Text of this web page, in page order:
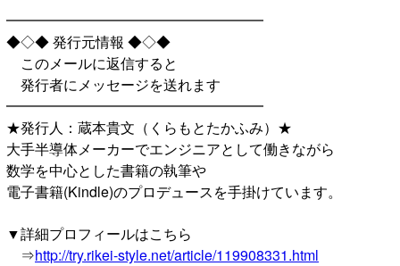
━━━━━━━━━━━━━━━━━━
◆◇◆ 発行元情報 ◆◇◆
このメールに返信すると
発行者にメッセージを送れます
━━━━━━━━━━━━━━━━━━
★発行人：蔵本貴文（くらもとたかふみ）★
大手半導体メーカーでエンジニアとして働きながら
数学を中心とした書籍の執筆や
電子書籍(Kindle)のプロデュースを手掛けています。
▼詳細プロフィールはこちら
⇒http://try.rikei-style.net/article/119908331.html